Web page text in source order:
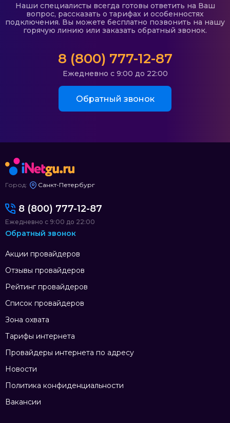
Наши специалисты всегда готовы ответить на Ваш
вопрос, рассказать о тарифах и особенностях
подключения. Вы можете бесплатно позвонить на нашу
горячую линию или заказать обратный звонок.
8 (800) 777-12-87
Ежедневно с 9:00 до 22:00
Обратный звонок
Город: Санкт-Петербург
Акции провайдеров
Отзывы провайдеров
Рейтинг провайдеров
Список провайдеров
Зона охвата
Тарифы интернета
Провайдеры интернета по адресу
Новости
Политика конфиденциальности
Вакансии
8 (800) 777-12-87
Ежедневно с 9:00 до 22:00
Обратный звонок